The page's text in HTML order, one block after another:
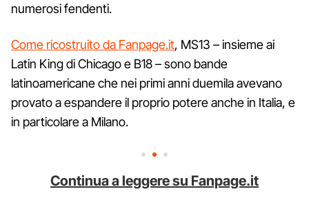
numerosi fendenti.
Come ricostruito da Fanpage.it, MS13 – insieme ai
Latin King di Chicago e B18 – sono bande
latinoamericane che nei primi anni duemila avevano
provato a espandere il proprio potere anche in Italia, e
in particolare a Milano.
Continua a leggere su Fanpage.it